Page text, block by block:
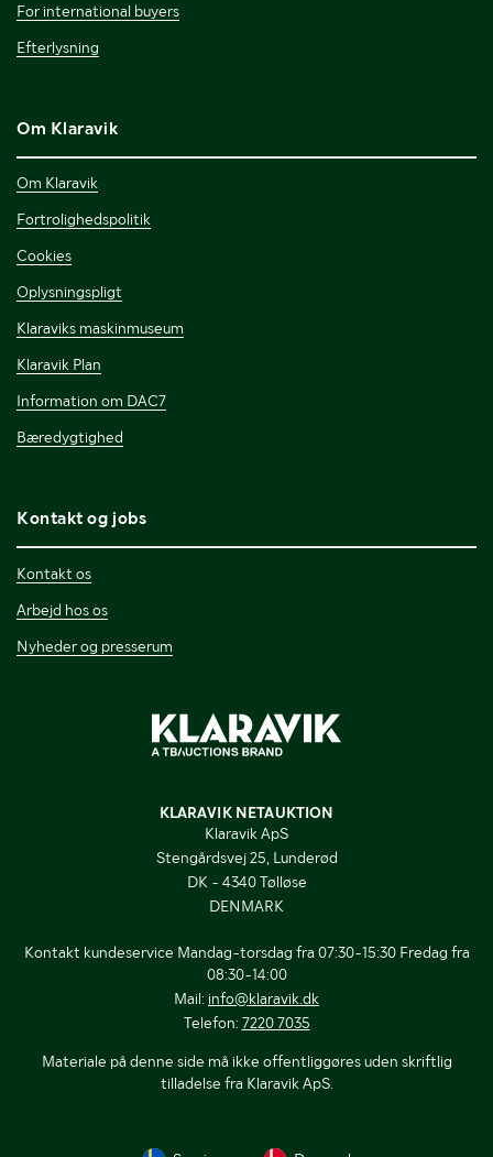
For international buyers
Efterlysning
Om Klaravik
Om Klaravik
Fortrolighedspolitik
Cookies
Oplysningspligt
Klaraviks maskinmuseum
Klaravik Plan
Information om DAC7
Bæredygtighed
Kontakt og jobs
Kontakt os
Arbejd hos os
Nyheder og presserum
KLARAVIK NETAUKTION
Klaravik ApS
Stengårdsvej 25, Lunderød
DK - 4340 Tølløse
DENMARK
Kontakt kundeservice Mandag-torsdag fra 07:30-15:30 Fredag fra
08:30-14:00
Mail: info@klaravik.dk
Telefon: 7220 7035
Materiale på denne side må ikke offentliggøres uden skriftlig
tilladelse fra Klaravik ApS.